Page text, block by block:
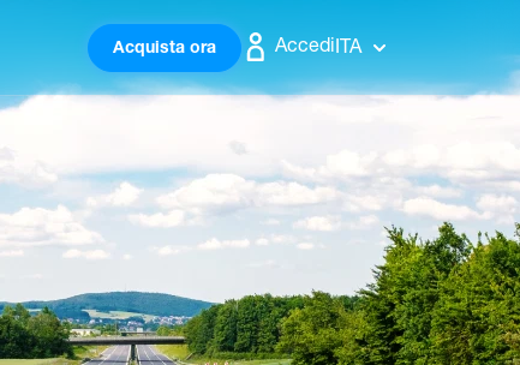
Acquista ora AccediITA